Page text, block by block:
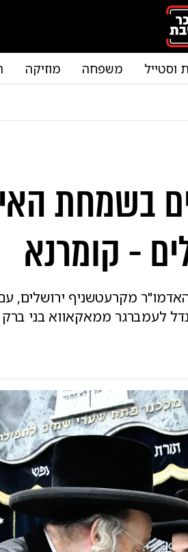
וסטייל משפחה מוזיקה
בשמחת
- קומרנא
מקרעטשניף ירושלים,
לעמברגר ממאקאווא בני ברק